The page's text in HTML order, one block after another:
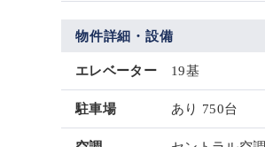
物件詳細・設備
エレベーター 19基
駐車場 あり 750台